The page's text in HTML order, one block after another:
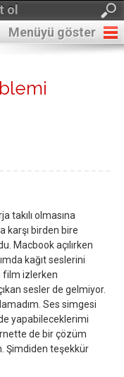
ol
Menüyü göster
takılı olmasına
karşı birden bire
Macbook açılırken
kağıt seslerini
film izlerken
sesler de gelmiyor.
Ses simgesi
yapabileceklerimi
de bir çözüm
Şimdiden teşekkür